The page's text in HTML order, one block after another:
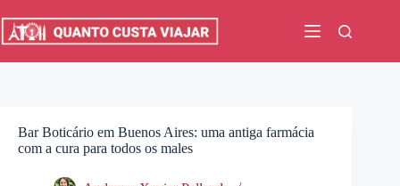
para
Bar Boticário em Buenos Aires: uma antiga farmácia
com a cura para todos os males